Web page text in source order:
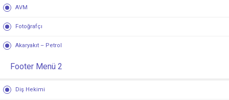
AVM
Fotoğrafçı
Akaryakıt – Petrol
Footer Menü 2
Diş Hekimi